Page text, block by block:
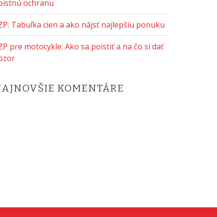
ochranu
Tabuľka cien a ako nájsť najlepšiu ponuku
pre motocykle: Ako sa poistiť a na čo si dať
KOMENTÁRE